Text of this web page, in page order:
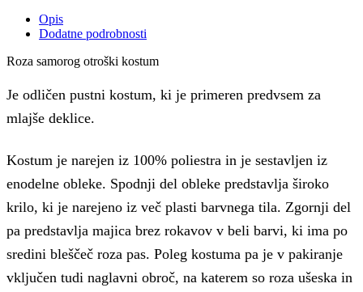
Opis
Dodatne podrobnosti
Roza samorog otroški kostum
Je odličen pustni kostum, ki je primeren predvsem za
mlajše deklice.
Kostum je narejen iz 100% poliestra in je sestavljen iz
enodelne obleke. Spodnji del obleke predstavlja široko
krilo, ki je narejeno iz več plasti barvnega tila. Zgornji del
pa predstavlja majica brez rokavov v beli barvi, ki ima po
sredini bleščeč roza pas. Poleg kostuma pa je v pakiranje
vključen tudi naglavni obroč, na katerem so roza ušeska in